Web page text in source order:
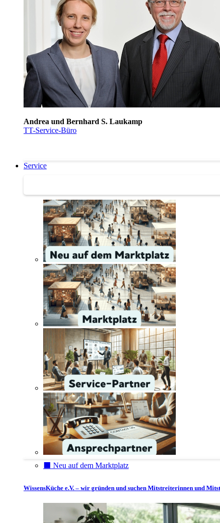
Andrea und Bernhard S. Laukamp
TT-Service-Büro
Service
⬛️ Neu auf dem Marktplatz
WissensKüche e.V. – wir gründen und suchen Mitstreiterinnen und